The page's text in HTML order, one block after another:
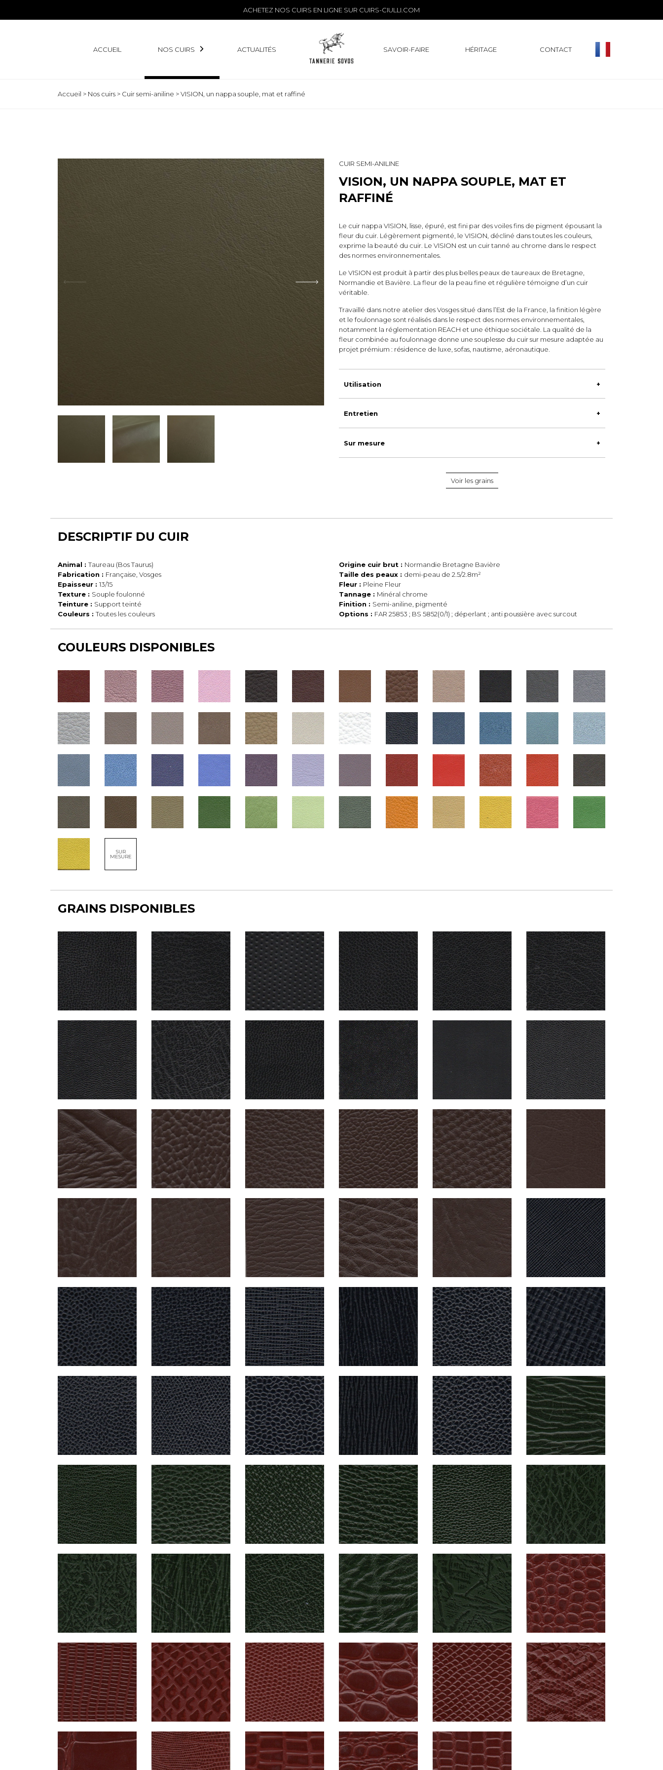
ACHETEZ NOS CUIRS EN LIGNE SUR CUIRS-CIULLI.COM
ACCUEIL NOS CUIRS ACTUALITÉS SAVOIR-FAIRE HÉRITAGE CONTACT
Accueil > Nos cuirs > Cuir semi-aniline >VISION, un nappa souple, mat et raffiné
CUIR SEMI-ANILINE
VISION, UN NAPPA SOUPLE, MAT ET
RAFFINÉ
Le cuir nappa VISION, lisse, épuré, est fini par des voiles fins de pigment épousant la
fleur du cuir. Légèrement pigmenté, le VISION, décliné dans toutes les couleurs,
exprime la beauté du cuir. Le VISION est un cuir tanné au chrome dans le respect
des normes environnementales.
Le VISION est produit à partir des plus belles peaux de taureaux de Bretagne,
Normandie et Bavière. La fleur de la peau fine et régulière témoigne d’un cuir
véritable.
Travaillé dans notre atelier des Vosges situé dans l’Est de la France, la finition légère
et le foulonnage sont réalisés dans le respect des normes environnementales,
notamment la réglementation REACH et une éthique sociétale. La qualité de la
fleur combinée au foulonnage donne une souplesse du cuir sur mesure adaptée au
projet prémium : résidence de luxe, sofas, nautisme, aéronautique.
Utilisation
Entretien
Sur mesure
Voir les grains
DESCRIPTIF DU CUIR
Animal :Taureau (Bos Taurus) Origine cuir brut : Normandie Bretagne Bavière
Fabrication : Française, Vosges Taille des peaux : demi-peau de 2.5/2.8m²
Epaisseur : 13/15 Fleur : Pleine Fleur
Texture : Souple foulonné Tannage : Minéral chrome
Teinture : Support teinté Finition : Semi-aniline, pigmenté
Couleurs :Toutes les couleurs Options : FAR 25853 ; BS 5852(0/1) ; déperlant ; anti poussière avec surcout
COULEURS DISPONIBLES
SUR
MESURE
GRAINS DISPONIBLES